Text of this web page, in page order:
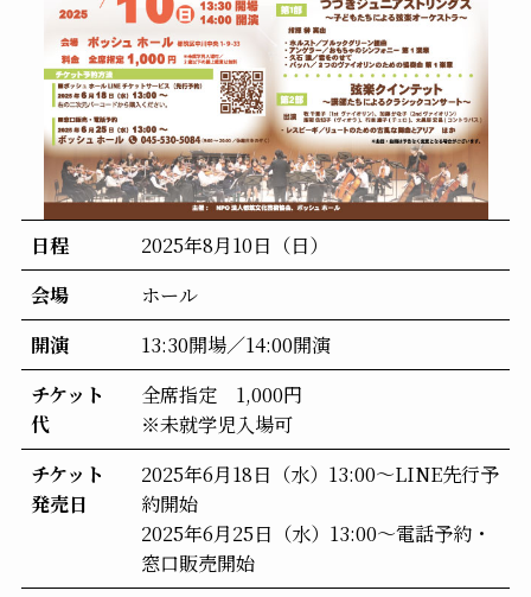
日程
2025年8月10日（日）
会場
ホール
開演
13:30開場／14:00開演
チケット
代
全席指定 1,000円
※未就学児入場可
チケット
発売日
2025年6月18日（水）13:00～LINE先行予
約開始
2025年6月25日（水）13:00～電話予約・
窓口販売開始